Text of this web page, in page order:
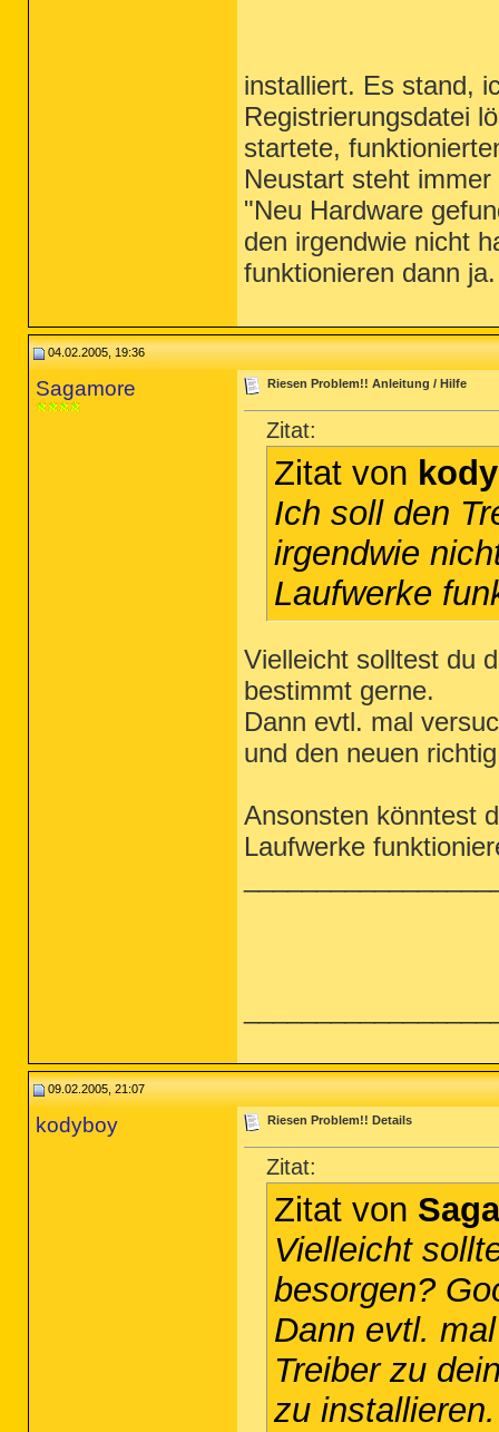
installiert. Es stand,
Registrierungsdatei
startete,
Neustart steht
"Neu Hardware
den irgendwie nicht
funktionieren dann
04.02.2005, 19:36
Sagamore Riesen Problem!! Anleitung / Hilfe
Zitat:
Zitat von
Ich soll den
irgendwie
Laufwerke
Vielleicht solltest du
bestimmt gerne.
Dann evtl. mal
und den neuen
Ansonsten könntest
Laufwerke
09.02.2005, 21:07
kodyboy Riesen Problem!! Details
Zitat:
Zitat von
Vielleicht
besorgen?
Dann evtl.
Treiber zu
zu